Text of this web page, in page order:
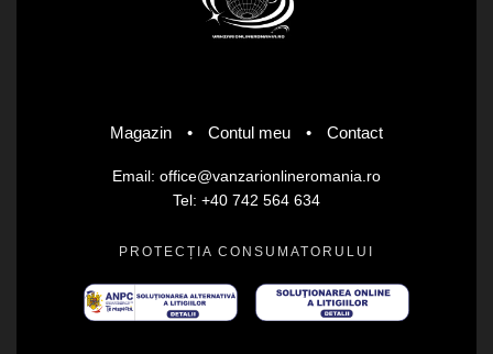
Magazin • Contul meu • Contact
Email: office@vanzarionlineromania.ro
Tel: +40 742 564 634
PROTECȚIA CONSUMATORULUI